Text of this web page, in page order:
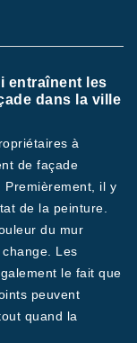
entraînent les
dans la ville
à
de façade
Premièrement, il y
de la peinture.
du mur
Les
le fait que
peuvent
quand la